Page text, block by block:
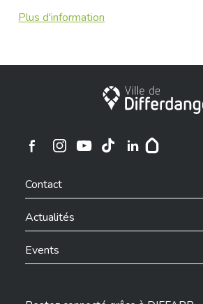
Plus d'information
Ville de Differdange
Ville de Differdange sur Instagram
Contact
Actualités
Events